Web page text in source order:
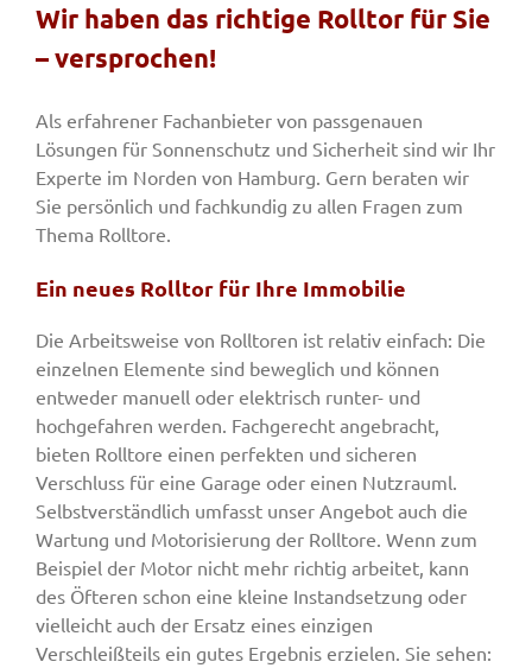
Fenster & Türen
Tore
Smart Home
Team
Jobs
Kontakt
Wir haben das richtige Rolltor für Sie
– versprochen!
Als erfahrener Fachanbieter von passgenauen
Lösungen für Sonnenschutz und Sicherheit sind wir Ihr
Experte im Norden von Hamburg. Gern beraten wir
Sie persönlich und fachkundig zu allen Fragen zum
Thema Rolltore.
Ein neues Rolltor für Ihre Immobilie
Die Arbeitsweise von Rolltoren ist relativ einfach: Die
einzelnen Elemente sind beweglich und können
entweder manuell oder elektrisch runter- und
hochgefahren werden. Fachgerecht angebracht,
bieten Rolltore einen perfekten und sicheren
Verschluss für eine Garage oder einen Nutzrauml.
Selbstverständlich umfasst unser Angebot auch die
Wartung und Motorisierung der Rolltore. Wenn zum
Beispiel der Motor nicht mehr richtig arbeitet, kann
des Öfteren schon eine kleine Instandsetzung oder
vielleicht auch der Ersatz eines einzigen
Verschleißteils ein gutes Ergebnis erzielen. Sie sehen: